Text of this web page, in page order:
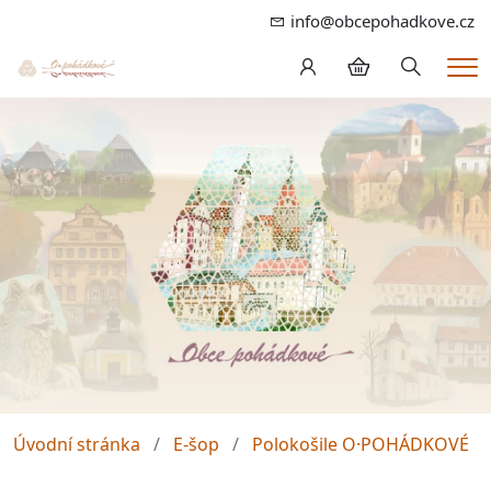
info@obcepohadkove.cz
Hledání
Úvodní stránka E-šop Polokošile O·POHÁDKOVÉ